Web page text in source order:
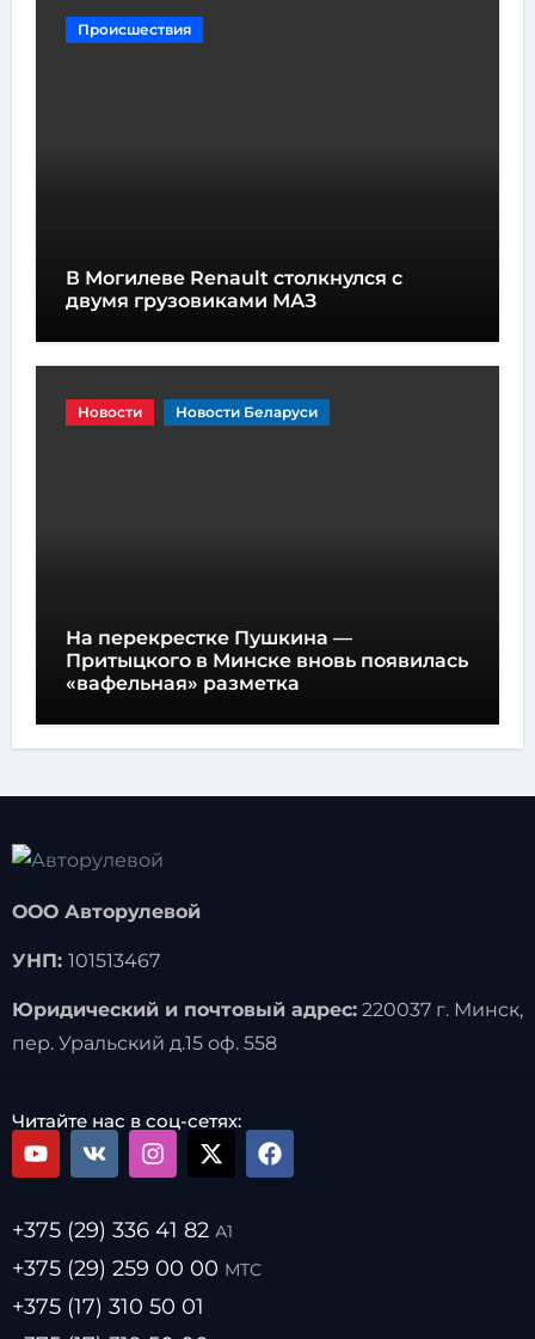
Происшествия
В Могилеве Renault столкнулся с
двумя грузовиками МАЗ
Новости Новости Беларуси
На перекрестке Пушкина —
Притыцкого в Минске вновь появилась
«вафельная» разметка
ООО Авторулевой
УНП: 101513467
Юридический и почтовый адрес:220037 г. Минск,
пер. Уральский д.15 оф. 558
Читайте нас в соц-сетях:
+375 (29) 336 41 82 А1
+375 (29) 259 00 00 МТС
+375 (17) 310 50 01